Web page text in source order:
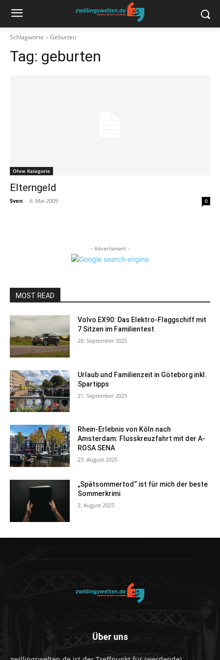
Schlagworte Geburten
Tag: geburten
Ohne Kategorie
Elterngeld
Sven - 6. Mai 2009 0
- Advertisment -
MOST READ
Volvo EX90: Das Elektro-Flaggschiff mit
7 Sitzen im Familientest
28. September 2025
Urlaub und Familienzeit in Göteborg inkl.
Spartipps
21. September 2025
Rhein-Erlebnis von Köln nach
Amsterdam: Flusskreuzfahrt mit der A-
ROSA SENA
23. August 2025
„Spätsommertod“ ist für mich der beste
Sommerkrimi
2. August 2025
Über uns